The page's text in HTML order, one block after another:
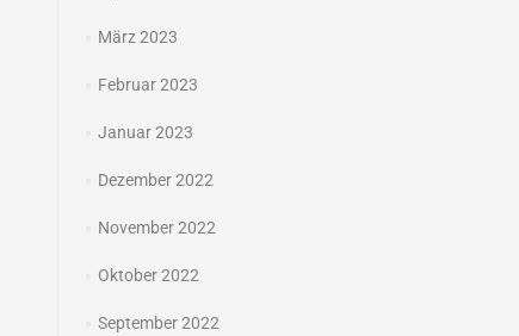
März 2023
Februar 2023
Januar 2023
Dezember 2022
November 2022
Oktober 2022
September 2022